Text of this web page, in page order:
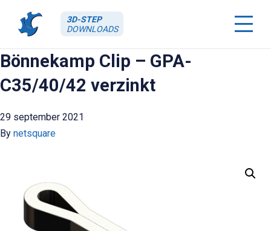
3D-STEP
DOWNLOADS
Bönnekamp Clip – GPA-
C35/40/42 verzinkt
29 september 2021
By netsquare